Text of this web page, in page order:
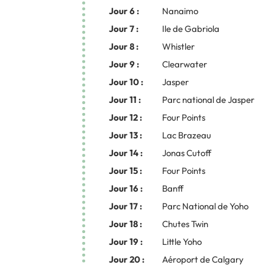
Jour 6 :
Nanaimo
Jour 7 :
Ile de Gabriola
Jour 8 :
Whistler
Jour 9 :
Clearwater
Jour 10 :
Jasper
Jour 11 :
Parc national de Jasper
Jour 12 :
Four Points
Jour 13 :
Lac Brazeau
Jour 14 :
Jonas Cutoff
Jour 15 :
Four Points
Jour 16 :
Banff
Jour 17 :
Parc National de Yoho
Jour 18 :
Chutes Twin
Jour 19 :
Little Yoho
Jour 20 :
Aéroport de Calgary